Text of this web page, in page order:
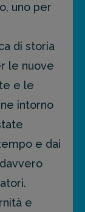
uno per
di storia
le nuove
e le
intorno
e dai
e